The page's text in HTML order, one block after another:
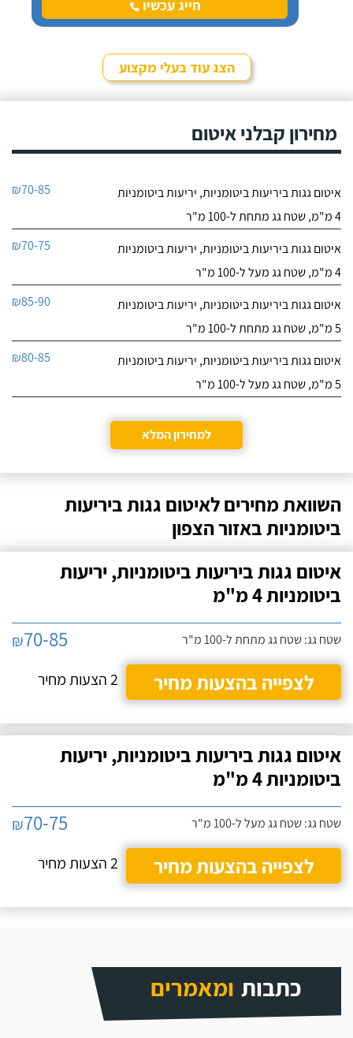
לאחר סקר שוק שעשינו,
חייג עכשיו
לפרטי העסק
0
לפרטי העסק
9.7 חוות דעת
עבר מעט זמן מאז שנסיב
ספק שבמידה ואצטרך
האיטום אני אפנה אליו שוב.
חייג עכשיו
חסון נוהל איטום
לפרטי העסק
9.5
אחרי שנים רבות,
שלא עשיתי עבודת איטום
בגג ביתי, החלטתי שלקראת
חבר ומאוד התרשמתי
הצג עוד בעלי מקצוע
מחירון קבלני איטום
איטום גגות ביריעות ביטומניות, יריעות ביטומניות
4 מ"מ, שטח גג מתחת ל-100 מ"ר
₪70-85
איטום גגות ביריעות ביטומניות, יריעות ביטומניות
4 מ"מ, שטח גג מעל ל-100 מ"ר
₪70-75
איטום גגות ביריעות ביטומניות, יריעות ביטומניות
5 מ"מ, שטח גג מתחת ל-100 מ"ר
₪85-90
איטום גגות ביריעות ביטומניות, יריעות ביטומניות
5 מ"מ, שטח גג מעל ל-100 מ"ר
₪80-85
למחירון המלא
השוואת מחירים לאיטום גגות ביריעות
ביטומניות באזור הצפון
איטום גגות ביריעות ביטומניות, יריעות
ביטומניות 4 מ"מ
שטח גג: שטח גג מתחת ל-100 מ"ר ₪70-85
לצפייה בהצעות מחיר
2 הצעות מחיר
איטום גגות ביריעות ביטומניות, יריעות
ביטומניות 4 מ"מ
שטח גג: שטח גג מעל ל-100 מ"ר ₪70-75
לצפייה בהצעות מחיר
2 הצעות מחיר
כתבות ומאמרים